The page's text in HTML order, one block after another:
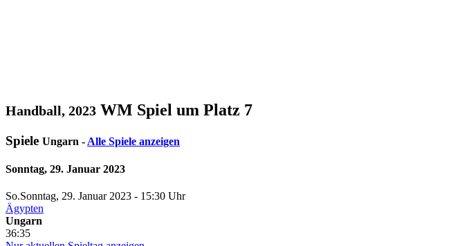
Handball, 2023 WM Spiel um Platz 7
Spiele Ungarn - Alle Spiele anzeigen
Sonntag, 29. Januar 2023
So.Sonntag, 29. Januar 2023 - 15:30 Uhr
Ägypten
Ungarn
36:35